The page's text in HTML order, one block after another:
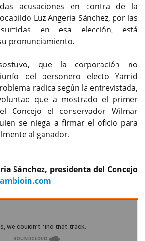
acusaciones en contra de la
Luz Angeria Sánchez, por las
surtidas en esa elección, está
pronunciamiento.
que la corporación no
del personero electo Yamid
radica según la entrevistada,
que a mostrado el primer
Concejo el conservador Wilmar
se niega a firmar el oficio para
al ganador.
Sánchez, presidenta del Concejo